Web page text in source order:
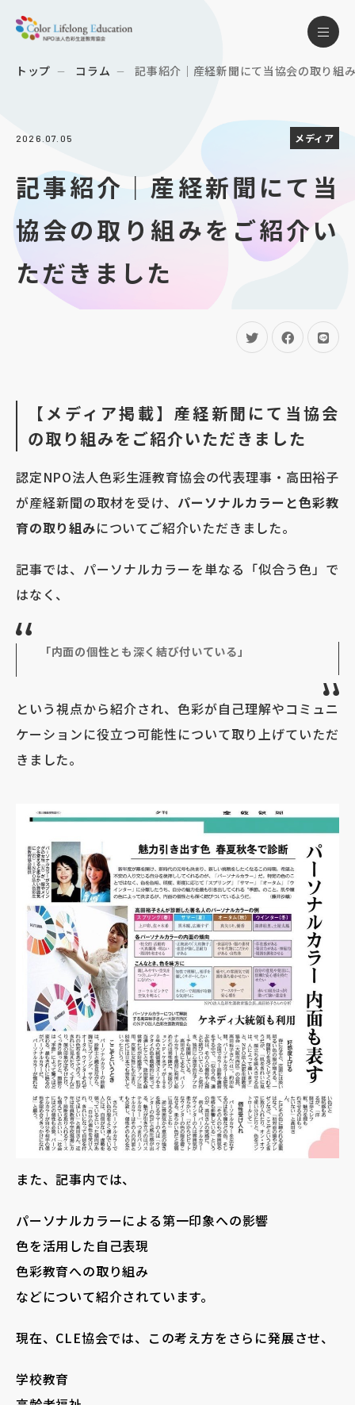
トップ コラム 記事紹介｜産経新聞にて当協会の取り組
2026.07.05 メディア
記事紹介｜産経新聞にて当
協会の取り組みをご紹介い
ただきました
【メディア掲載】産経新聞にて当協会
の取り組みをご紹介いただきました
認定NPO法人色彩生涯教育協会の代表理事・高田裕子
が産経新聞の取材を受け、 パーソナルカラーと色彩教
育の取り組みについてご紹介いただきました。
記事では、パーソナルカラーを単なる「似合う色」で
はなく、
「内面の個性とも深く結び付いている」
という視点から紹介され、色彩が自己理解やコミュニ
ケーションに役立つ可能性について取り上げていただ
きました。
また、記事内では、
パーソナルカラーによる第一印象への影響
色を活用した自己表現
色彩教育への取り組み
などについて紹介されています。
現在、CLE協会では、この考え方をさらに発展させ、
学校教育